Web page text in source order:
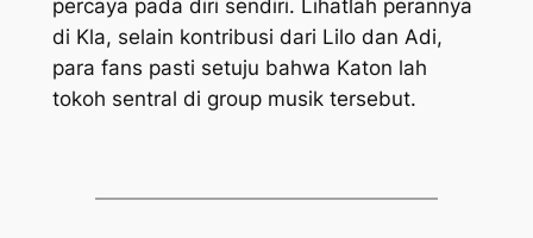
percaya pada diri sendiri. Lihatlah perannya
di Kla, selain kontribusi dari Lilo dan Adi,
para fans pasti setuju bahwa Katon lah
tokoh sentral di group musik tersebut.